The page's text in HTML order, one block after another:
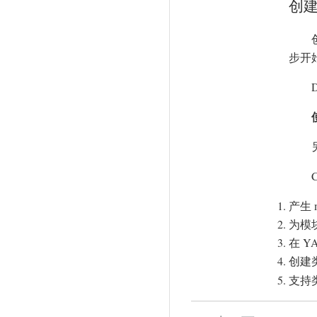
创
步开
产生
为模
在
创建
支持